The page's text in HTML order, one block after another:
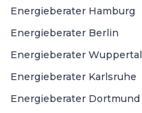
Energieberater Hamburg
Energieberater Berlin
Energieberater Wuppertal
Energieberater Karlsruhe
Energieberater Dortmund